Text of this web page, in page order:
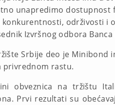
unapredimo dostupnost
održivosti i
Izvršnog odbora Banca
Srbije deo je
privrednom rastu.
obveznica na tržištu
Prvi rezultati su